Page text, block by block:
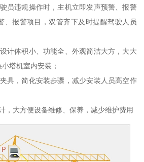
员违规操作时，主机立即发声预警、报警
、报警项目，双管齐下及时提醒驾驶人员
计体积小、功能全、外观简洁大方，大大
塔机室内安装；
具，简化安装步骤，减少安装人员高空作
，大方便设备维修、保养，减少维护费用